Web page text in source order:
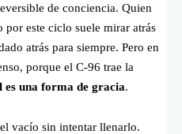
de conciencia. Quien
este ciclo suele mirar atrás
atrás para siempre. Pero en
porque el C-96 trae la
es una forma de gracia.
vacío sin intentar llenarlo.